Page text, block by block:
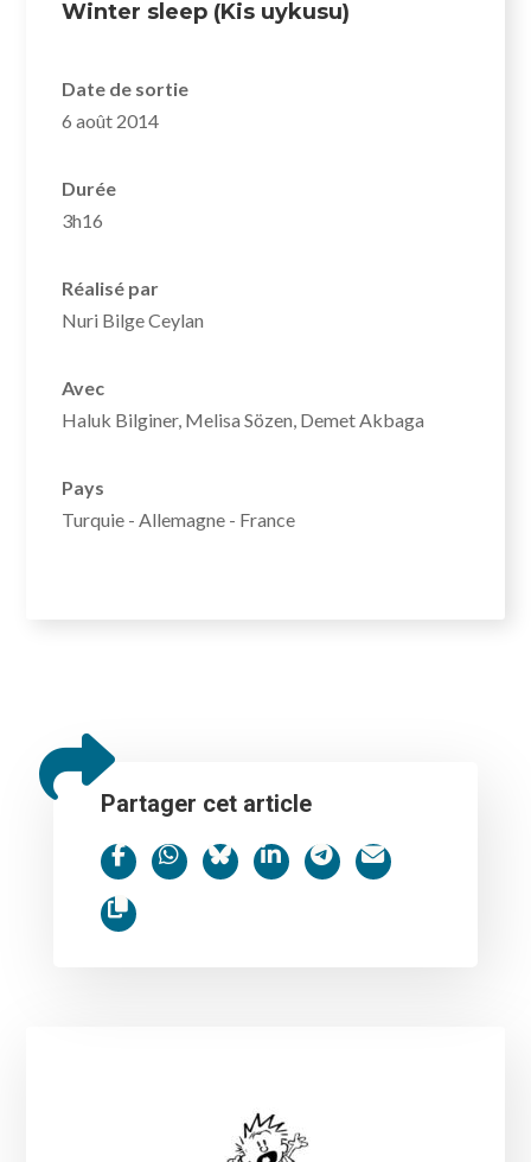
Winter sleep (Kis uykusu)
Date de sortie
6 août 2014
Durée
3h16
Réalisé par
Nuri Bilge Ceylan
Avec
Haluk Bilginer, Melisa Sözen, Demet Akbaga
Pays
Turquie - Allemagne - France
Partager cet article